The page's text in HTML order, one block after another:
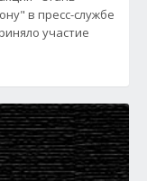
в пресс-службе
участие